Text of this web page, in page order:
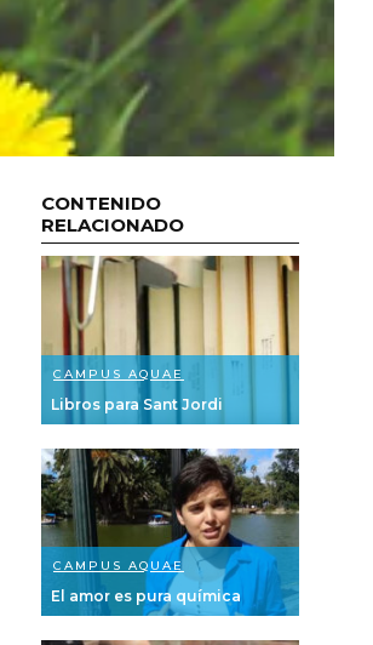
CONTENIDO
RELACIONADO
CAMPUS AQUAE
Libros para Sant Jordi
CAMPUS AQUAE
El amor es pura química